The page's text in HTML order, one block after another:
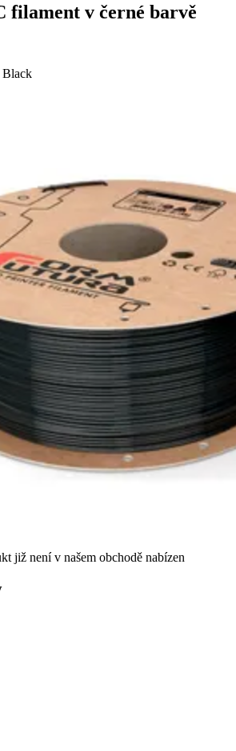
filament v černé barvě
již není v našem obchodě nabízen